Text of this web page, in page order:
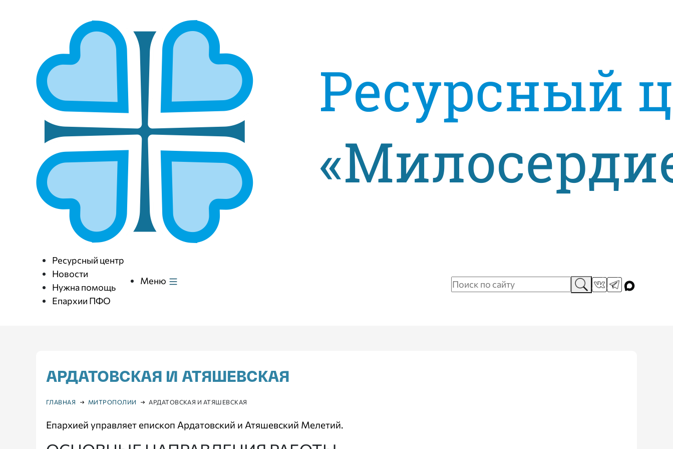
Ресурсный центр
Новости
Нужна помощь
Епархии ПФО
Меню
АРДАТОВСКАЯ И АТЯШЕВСКАЯ
ГЛАВНАЯ МИТРОПОЛИИ АРДАТОВСКАЯ И АТЯШЕВСКАЯ
Епархией управляет епископ Ардатовский и Атяшевский Мелетий.